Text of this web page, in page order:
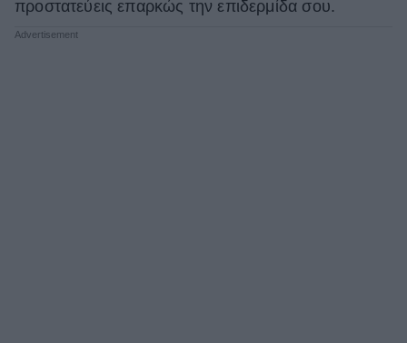
προστατεύεις επαρκώς την επιδερμίδα σου.